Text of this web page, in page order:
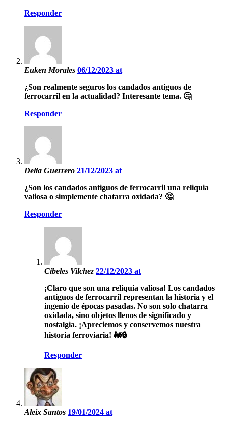
Responder
Euken Morales 06/12/2023 at
¿Son realmente seguros los candados antiguos de
ferrocarril en la actualidad? Interesante tema. 🤔
Responder
Delia Guerrero 21/12/2023 at
¿Son los candados antiguos de ferrocarril una reliquia
valiosa o simplemente chatarra oxidada? 🤔
Responder
Cibeles Vilchez 22/12/2023 at
¡Claro que son una reliquia valiosa! Los candados
antiguos de ferrocarril representan la historia y el
ingenio de épocas pasadas. No son solo chatarra
oxidada, sino objetos llenos de significado y
nostalgia. ¡Apreciemos y conservemos nuestra
historia ferroviaria! 🚂🔒
Responder
Aleix Santos 19/01/2024 at